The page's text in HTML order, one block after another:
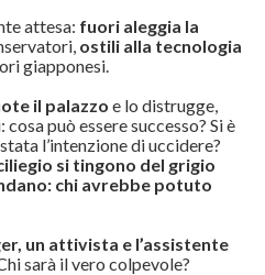
attesa: fuori aleggia la
ostili alla tecnologia
giapponesi.
il palazzo e lo distrugge,
può essere successo? Si è
l’intenzione di uccidere?
si tingono del grigio
chi avrebbe potuto
un attivista e l’assistente
sarà il vero colpevole?